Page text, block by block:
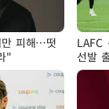
피해…떳
"
LAFC
선발